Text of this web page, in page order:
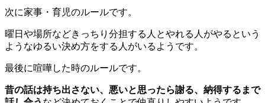
次に家事・育児のルールです。
曜日や場所などきっちり分担する人とやれる人がやるという
ようなゆるい決め方をする人がいるようです。
最後に喧嘩した時のルールです。
昔の話は持ち出さない、悪いと思ったら謝る、納得するまで